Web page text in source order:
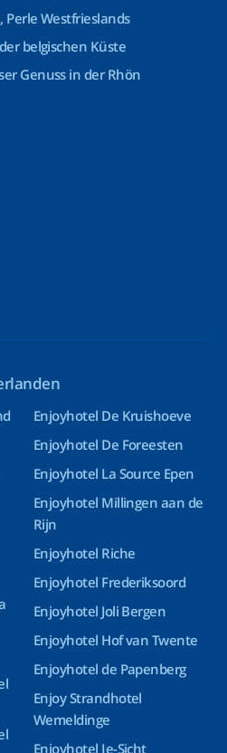
Perle Westfrieslands
belgischen Küste
Genuss in der Rhön
Enjoyhotel De Kruishoeve
Enjoyhotel De Foreesten
Enjoyhotel La Source Epen
Enjoyhotel Millingen aan de
Rijn
Enjoyhotel Riche
Enjoyhotel Frederiksoord
Enjoyhotel Joli Bergen
Enjoyhotel Hof van Twente
Enjoyhotel de Papenberg
Enjoy Strandhotel
Wemeldinge
Enjoyhotel Ie-Sicht